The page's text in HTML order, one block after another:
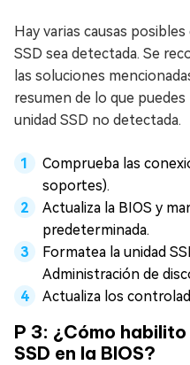
Hay varias causas
SSD sea detectada. Se
las soluciones
resumen de lo que
unidad SSD no detectada.
Comprueba las
soportes).
Actualiza la BIOS y
predeterminada.
Formatea la unidad
Administración de
Actualiza los
P 3: ¿Cómo
SSD en la BIOS?